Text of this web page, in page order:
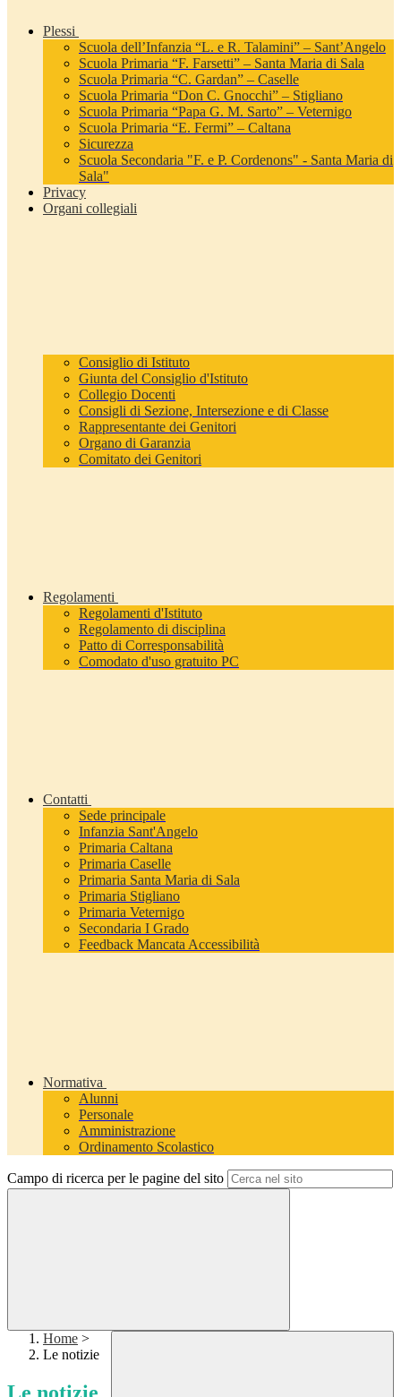
Plessi
Scuola dell’Infanzia “L. e R. Talamini” – Sant’Angelo
Scuola Primaria “F. Farsetti” – Santa Maria di Sala
Scuola Primaria “C. Gardan” – Caselle
Scuola Primaria “Don C. Gnocchi” – Stigliano
Scuola Primaria “Papa G. M. Sarto” – Veternigo
Scuola Primaria “E. Fermi” – Caltana
Sicurezza
Scuola Secondaria "F. e P. Cordenons" - Santa Maria di
Sala"
Privacy
Organi collegiali
Consiglio di Istituto
Giunta del Consiglio d'Istituto
Collegio Docenti
Consigli di Sezione, Intersezione e di Classe
Rappresentante dei Genitori
Organo di Garanzia
Comitato dei Genitori
Regolamenti
Regolamenti d'Istituto
Regolamento di disciplina
Patto di Corresponsabilità
Comodato d'uso gratuito PC
Contatti
Sede principale
Infanzia Sant'Angelo
Primaria Caltana
Primaria Caselle
Primaria Santa Maria di Sala
Primaria Stigliano
Primaria Veternigo
Secondaria I Grado
Feedback Mancata Accessibilità
Normativa
Alunni
Personale
Amministrazione
Ordinamento Scolastico
Campo di ricerca per le pagine del sito
Home >
Le notizie